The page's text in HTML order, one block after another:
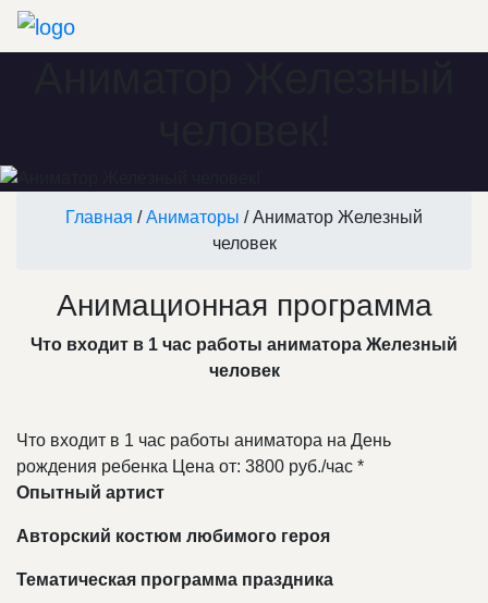
Главная / Аниматоры / Аниматор Железный
человек
Анимационная программа
Что входит в 1 час работы аниматора Железный
человек
Что входит в 1 час работы аниматора на День
рождения ребенка Цена от: 3800 руб./час *
Опытный артист
Авторский костюм любимого героя
Тематическая программа праздника